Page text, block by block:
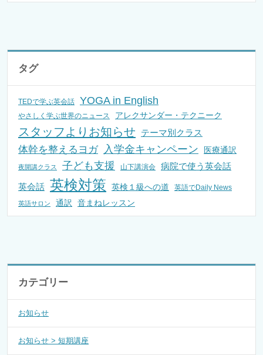
タグ
TEDで学ぶ英会話 YOGA in English
やさしく学ぶ世界のニュース アレクサンダー・テクニーク
スタッフよりお知らせ テーマ別クラス
体幹を整えるヨガ 入学金キャンペーン 医療通訳
夜開講クラス 子ども支援 山下講演会 病院で使う英会話
英会話 英検対策 英検１級への道 英語でDaily News
英語サロン 通訳 音まねレッスン
カテゴリー
お知らせ
お知らせ > 短期講座